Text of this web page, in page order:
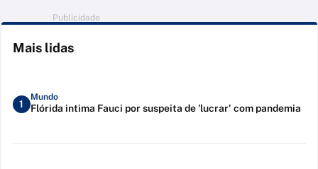
Publicidade
Mais lidas
1
Mundo
Flórida intima Fauci por suspeita de 'lucrar' com pandemia